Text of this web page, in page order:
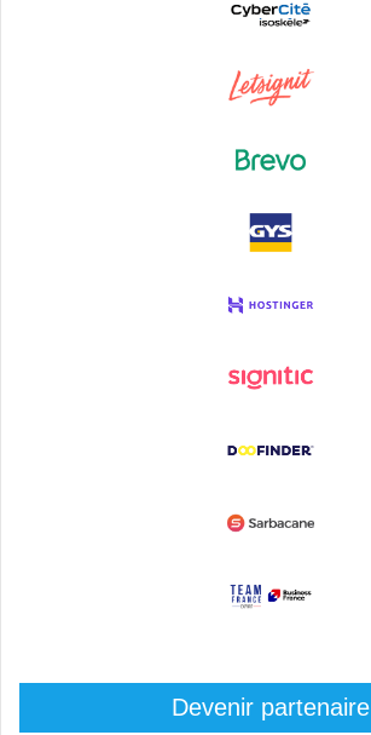
Devenir partenaire